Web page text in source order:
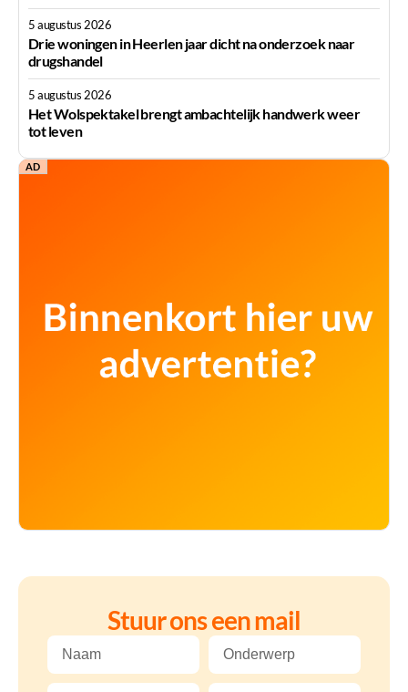
5 augustus 2026
Drie woningen in Heerlen jaar dicht na onderzoek naar
drugshandel
5 augustus 2026
Het Wolspektakel brengt ambachtelijk handwerk weer
tot leven
AD
Stuur ons een mail